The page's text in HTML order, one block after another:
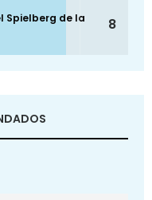
Spielberg de la
8